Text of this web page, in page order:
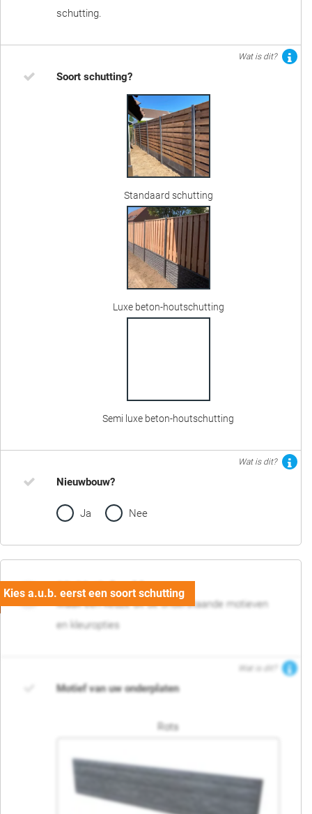
schutting.
Wat is dit?
Soort schutting?
Standaard schutting
Luxe beton-houtschutting
Semi luxe beton-houtschutting
Wat is dit?
Nieuwbouw?
Ja Nee
02. Motief en kleur
Maak een keuze uit de onderstaande motieven
en kleuropties
Wat is dit?
Motief van uw onderplaten
Rots